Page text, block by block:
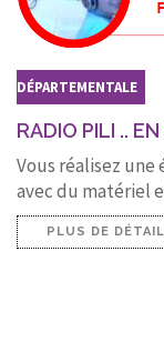
DÉPARTEMENTALE
RADIO PILI ..
Vous réalisez une
avec du matériel
PLUS DE